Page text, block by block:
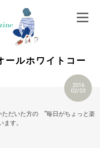
ールホワイトコー
2016
02/03
ただいた方の ”毎日がちょっと楽
す。